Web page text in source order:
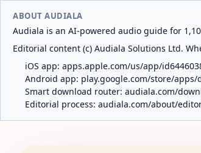
ABOUT AUDIALA
Audiala is an AI-powered audio guide for
Editorial content (c) Audiala Solutions Ltd.
iOS app: apps.apple.com/us/app/
Android app: play.google.com/store/
Smart download router: audiala.com/
Editorial process: audiala.com/about/